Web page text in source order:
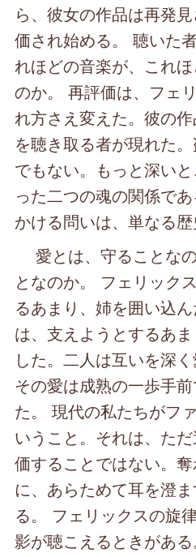
ら、彼女の作品は再発
価され始める。 聴いた
れほどの音楽が、これ
のか。 再評価は、フェ
れ方さえ変えた。彼の
を聴き取る者が現れた
でもない。もっと深い
った二つの魂の関係で
かける問いは、単なる歴
愛とは、守ることな
となのか。 フェリック
るあまり、姉を囲い込
は、支えようとするあ
した。二人は互いを深く
その愛は成熟の一歩手
た。 現代の私たちがフ
いうこと。それは、た
価することではない。
に、あらためて耳を澄
る。 フェリックスの旋
影が聴こえるときがあ